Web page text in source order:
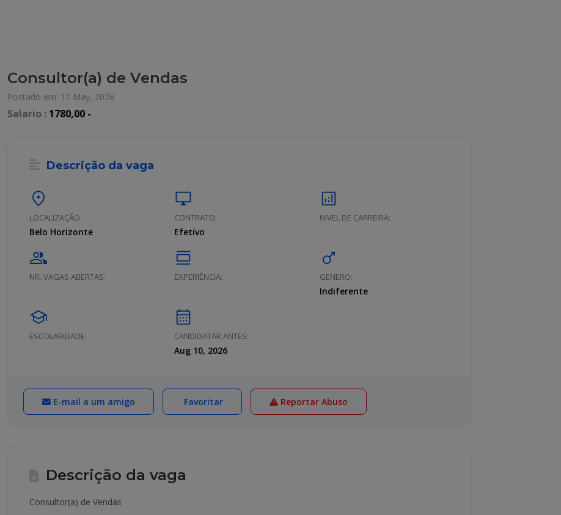
Consultor(a) de Vendas
Postado em: 12 May, 2026
Salario : 1780,00 -
Descrição da vaga
location_on
LOCALIZAÇÃO
Belo Horizonte
desktop_windows
CONTRATO:
Efetivo
analytics
NIVEL DE CARREIRA:
group
NR. VAGAS ABERTAS:
calendar_view_day
EXPERIÊNCIA:
male
GENERO:
Indiferente
school
ESCOLARIDADE:
calendar_month
CANDIDATAR ANTES:
Aug 10, 2026
E-mail a um amigo Favoritar Reportar Abuso
Descrição da vaga
Consultor(a) de Vendas